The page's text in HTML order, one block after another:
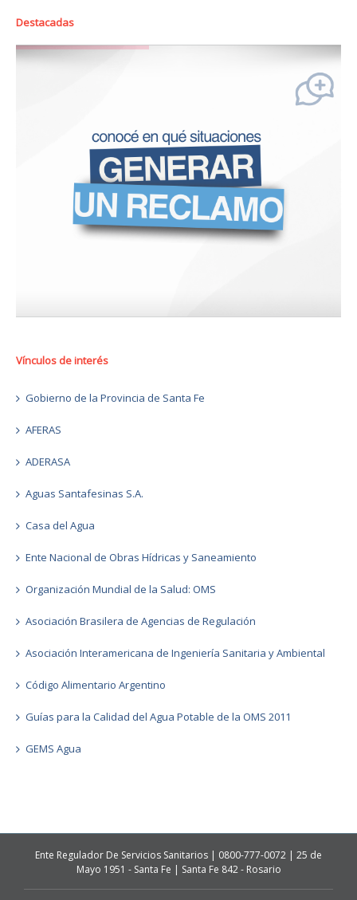
Destacadas
Vínculos de interés
Gobierno de la Provincia de Santa Fe
AFERAS
ADERASA
Aguas Santafesinas S.A.
Casa del Agua
Ente Nacional de Obras Hídricas y Saneamiento
Organización Mundial de la Salud: OMS
Asociación Brasilera de Agencias de Regulación
Asociación Interamericana de Ingeniería Sanitaria y Ambiental
Código Alimentario Argentino
Guías para la Calidad del Agua Potable de la OMS 2011
GEMS Agua
Ente Regulador De Servicios Sanitarios | 0800-777-0072 | 25 de
Mayo 1951 - Santa Fe | Santa Fe 842 - Rosario